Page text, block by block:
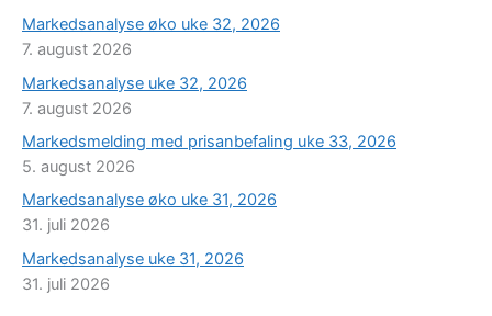
Markedsanalyse øko uke 32, 2026
7. august 2026
Markedsanalyse uke 32, 2026
7. august 2026
Markedsmelding med prisanbefaling uke 33, 2026
5. august 2026
Markedsanalyse øko uke 31, 2026
31. juli 2026
Markedsanalyse uke 31, 2026
31. juli 2026